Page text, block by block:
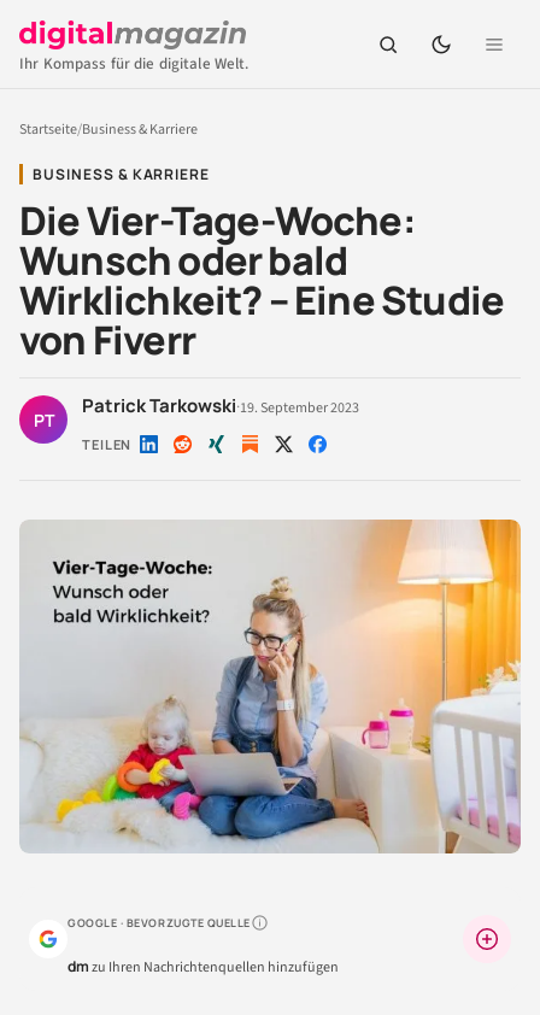
Ihr Kompass für die digitale Welt.
Startseite/Business & Karriere
BUSINESS & KARRIERE
Die Vier-Tage-Woche:
Wunsch oder bald
Wirklichkeit? – Eine Studie
von Fiverr
PT
Patrick Tarkowski·19. September 2023
TEILEN Auf Auf Auf Auf Auf
GOOGLE · BEVORZUGTE QUELLEWarum lohnt sich das?
dmzu Ihren Nachrichtenquellen hinzufügen